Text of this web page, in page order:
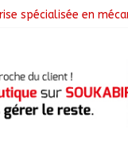
spécialisée en
de la politique
à Sarh Rural
Kalaït